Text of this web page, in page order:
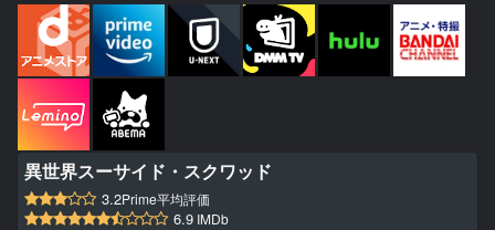
異世界スーサイド・スクワッド
3.2Prime平均評価
6.9 IMDb